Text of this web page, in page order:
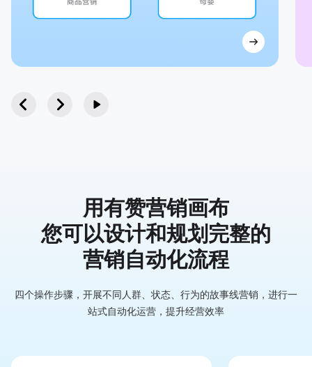
用有赞营销画布
您可以设计和规划完整的
营销自动化流程
四个操作步骤，开展不同人群、状态、行为的故事线营销， 进行一
站式自动化运营，提升经营效率